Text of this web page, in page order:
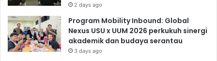
2 days ago
Program Mobility Inbound: Global
Nexus USU x UUM 2026 perkukuh sinergi
akademik dan budaya serantau
3 days ago